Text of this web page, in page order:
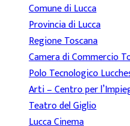
Comune di Lucca
Provincia di Lucca
Regione Toscana
Camera di Commercio
Polo Tecnologico
Arti – Centro per
Teatro del Giglio
Lucca Cinema